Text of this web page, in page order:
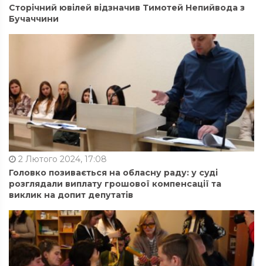
Сторічний ювілей відзначив Тимотей Непийвода з
Бучаччини
2 Лютого 2024, 17:08
Головко позивається на обласну раду: у суді
розглядали виплату грошової компенсації та
виклик на допит депутатів